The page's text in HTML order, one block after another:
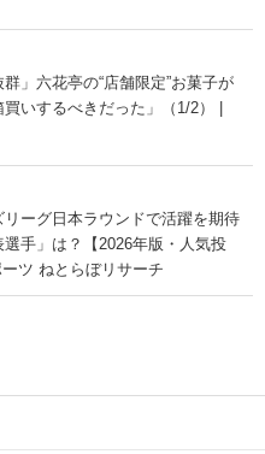
」六花亭の“店舗限定”お菓子が
いするべきだった」（1/2） |
リーグ日本ラウンドで活躍を期待
手」は？【2026年版・人気投
ツ ねとらぼリサーチ